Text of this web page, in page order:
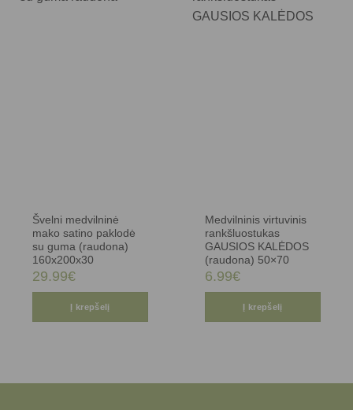
Švelni medvilninė
mako satino paklodė
su guma (raudona)
160x200x30
29.99€
Į krepšelį
Medvilninis virtuvinis
rankšluostukas
GAUSIOS KALĖDOS
(raudona) 50×70
6.99€
Į krepšelį